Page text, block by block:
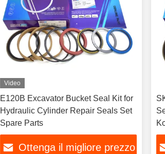
Video
E120B Excavator Bucket Seal Kit for
Hydraulic Cylinder Repair Seals Set
Spare Parts
Ottenga il migliore prezzo
Seal Kit